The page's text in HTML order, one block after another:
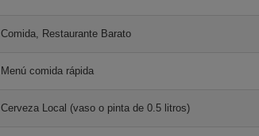
Comida, Restaurante Barato
Menú comida rápida
Cerveza Local (vaso o pinta de 0.5 litros)